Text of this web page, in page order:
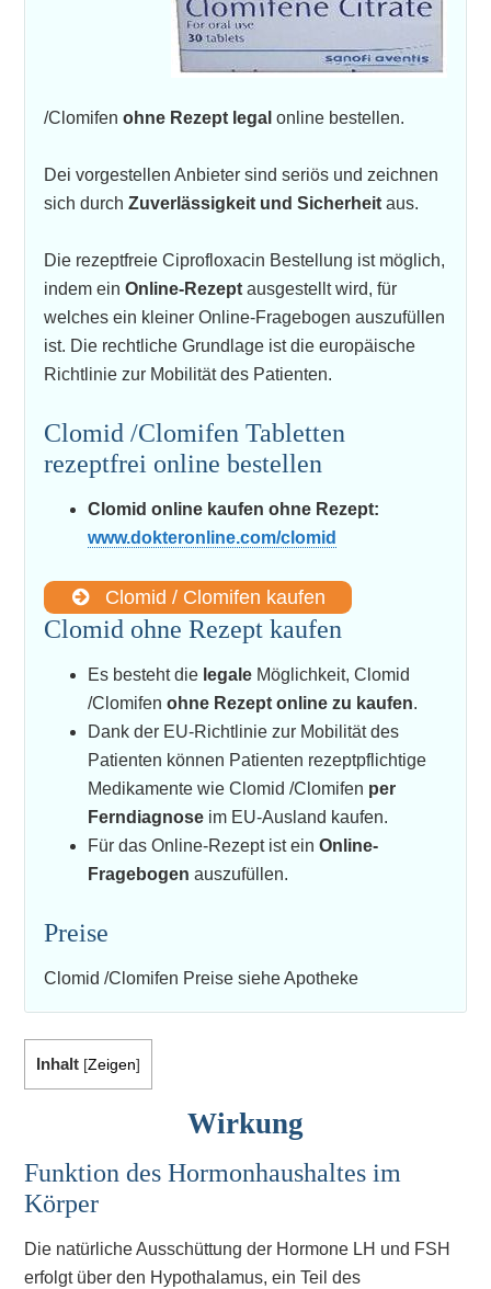
/Clomifen ohne Rezept legal online bestellen.
Dei vorgestellen Anbieter sind seriös und zeichnen
sich durchZuverlässigkeit und Sicherheit aus.
Die rezeptfreie Ciprofloxacin Bestellung ist möglich,
indem einOnline-Rezept ausgestellt wird, für
welches ein kleiner Online-Fragebogen auszufüllen
ist. Die rechtliche Grundlage ist die europäische
Richtlinie zur Mobilität des Patienten.
Clomid /Clomifen Tabletten
rezeptfrei online bestellen
Clomid online kaufen ohne Rezept:
www.dokteronline.com/clomid
Clomid / Clomifen kaufen
Clomid ohne Rezept kaufen
Es besteht die legale Möglichkeit, Clomid
/Clomifenohne Rezept online zu kaufen.
Dank der EU-Richtlinie zur Mobilität des
Patienten können Patienten rezeptpflichtige
Medikamente wie Clomid /Clomifen per
Ferndiagnose im EU-Ausland kaufen.
Für das Online-Rezept ist einOnline-
Fragebogen auszufüllen.
Preise
Clomid /Clomifen Preise siehe Apotheke
Inhalt [Zeigen]
Wirkung
Funktion des Hormonhaushaltes im
Körper
Die natürliche Ausschüttung der Hormone LH und FSH
erfolgt über den Hypothalamus, ein Teil des